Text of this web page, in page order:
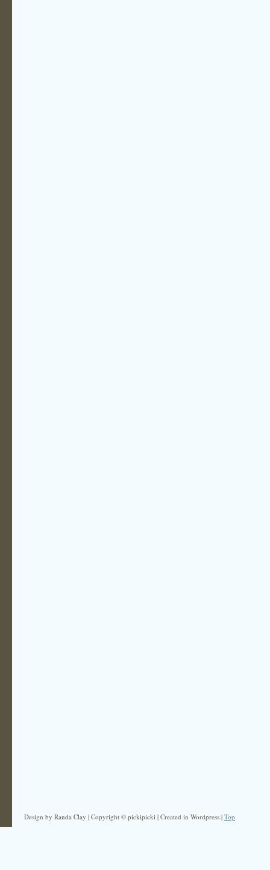
Design by Randa Clay | Copyright © pickipicki | Created in Wordpress | Top